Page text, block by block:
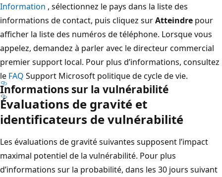
Information , sélectionnez le pays dans la liste des
informations de contact, puis cliquez surAtteindre pour
afficher la liste des numéros de téléphone. Lorsque vous
appelez, demandez à parler avec le directeur commercial
premier support local. Pour plus d’informations, consultez
le FAQ Support Microsoft politique de cycle de vie.
Informations sur la vulnérabilité
Évaluations de gravité et
identificateurs de vulnérabilité
Les évaluations de gravité suivantes supposent l’impact
maximal potentiel de la vulnérabilité. Pour plus
d’informations sur la probabilité, dans les 30 jours suivant